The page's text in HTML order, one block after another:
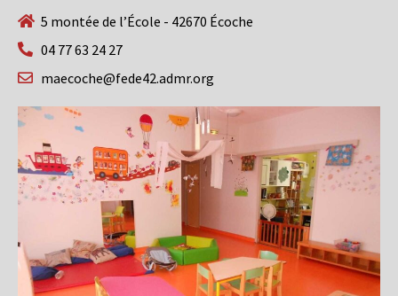
5 montée de l’École - 42670 Écoche
04 77 63 24 27
maecoche@fede42.admr.org